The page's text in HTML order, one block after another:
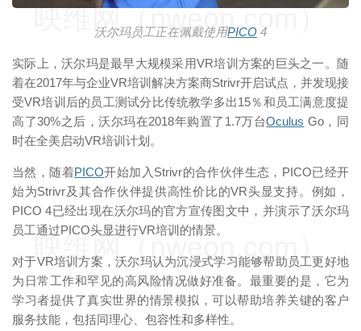
沃尔玛员工正在佩戴使用PICO 4
实际上，沃尔玛是最早大规模采用VR培训方案的巨头之一。随
着在2017年与企业VR培训解决方案商Strivr开启试点，并发现接
受VR培训后的员工测试分比传统教学多出15％和员工满意度提
高了30%之后，沃尔玛在2018年购置了1.7万台Oculus Go，同
时在全美启动VR培训计划。
当然，随着PICO开始加入Strivr的合作伙伴生态，PICO已经开
始为Strivr及其合作伙伴提供高性价比的VR头显支持。例如，
PICO 4已经出现在沃尔玛的官方宣传图文中，并演示了沃尔玛
员工通过PICO头显进行VR培训的情景。
对于VR培训方案，沃尔玛认为沉浸式学习能够帮助员工更好地
为日常工作和罕见的高风险情况做好准备。最重要的是，它为
学习者提供了真实世界的情景模拟，可以帮助培养关键的客户
服务技能，包括同理心、包容性和多样性。
映维网（nweon.com）
映维网（nweon.com）